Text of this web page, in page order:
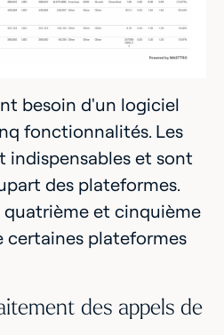
besoin d'un logiciel
fonctionnalités. Les
indispensables et sont
des plateformes.
quatrième et cinquième
plateformes
des appels de